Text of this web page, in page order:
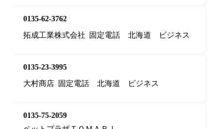
0135-62-3762
拓成工業株式会社
固定電話 北海道 ビジネス
0135-23-3995
大村商店 固定電話 北海道 ビジネス
0135-75-2059